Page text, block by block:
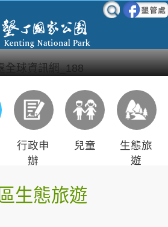
行政申
辦
兒童
生態旅
遊
生態旅遊